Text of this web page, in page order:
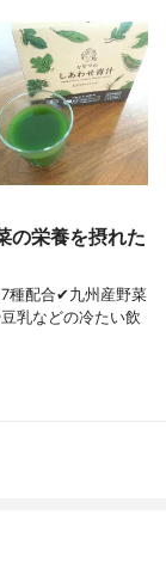
の栄養を摂れた
種配合✔︎九州産野菜
乳などの冷たい飲